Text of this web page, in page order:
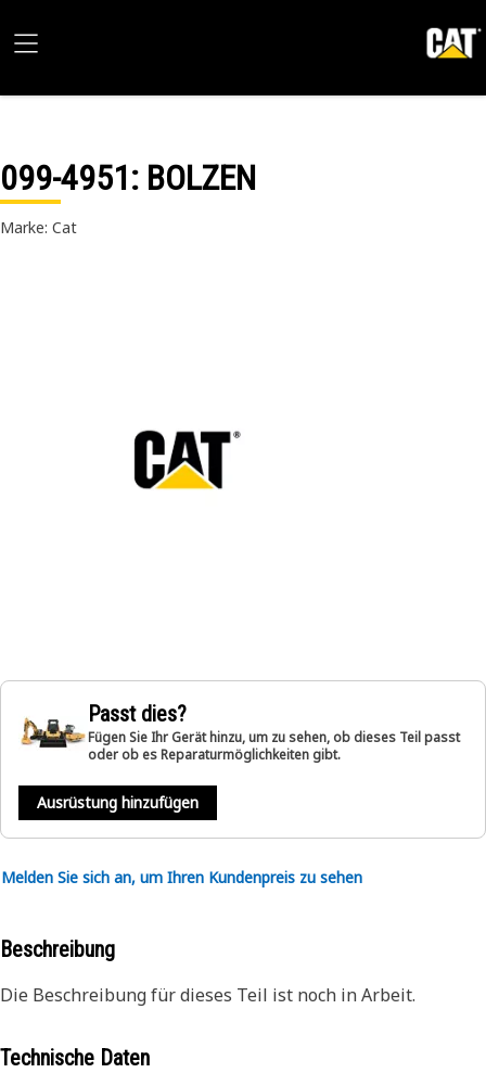
099-4951: BOLZEN
Marke: Cat
Passt dies?
Fügen Sie Ihr Gerät hinzu, um zu sehen, ob dieses Teil passt
oder ob es Reparaturmöglichkeiten gibt.
Ausrüstung hinzufügen
Melden Sie sich an, um Ihren Kundenpreis zu sehen
Beschreibung
Die Beschreibung für dieses Teil ist noch in Arbeit.
Technische Daten